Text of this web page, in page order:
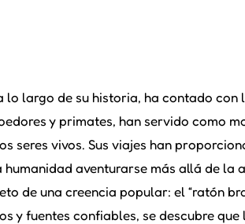
lo largo de su historia, ha contado
y primates, han servido como
seres vivos. Sus viajes han
aventurarse más allá de la
de una creencia popular: el “ratón
y fuentes confiables, se descubre